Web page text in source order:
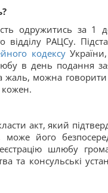
одружитись за 1
відділу РАЦСу.
кодексу
в день подання
жаль, можна
кожен.
акт, який
його
шлюбу
та консульські